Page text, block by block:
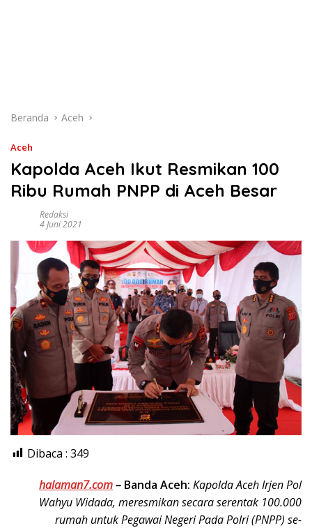
Beranda Aceh
Aceh
Kapolda Aceh Ikut Resmikan 100
Ribu Rumah PNPP di Aceh Besar
Redaksi
4 Juni 2021
Dibaca : 349
halaman7.com– Banda Aceh: Kapolda Aceh Irjen Pol
Wahyu Widada, meresmikan secara serentak 100.000
rumah untuk Pegawai Negeri Pada Polri (PNPP) se-